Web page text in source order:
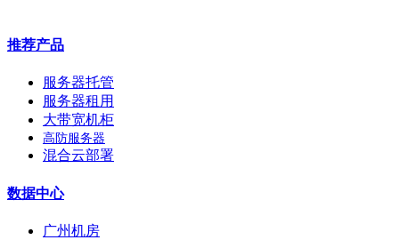
推荐产品
服务器托管
服务器租用
大带宽机柜
高防服务器
混合云部署
数据中心
广州机房